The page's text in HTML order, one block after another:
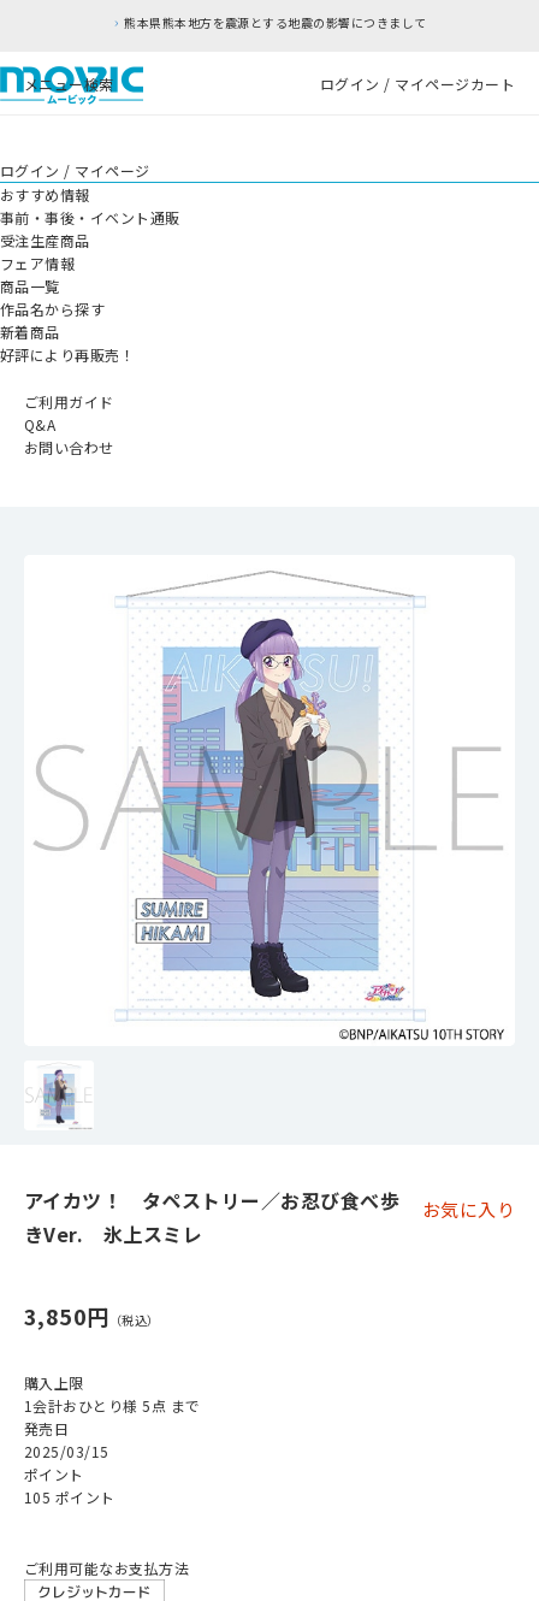
熊本県熊本地方を震源とする地震の影響につきまして
メニュー検索 ログイン / マイページカート
ログイン / マイページ
おすすめ情報
事前・事後・イベント通販
受注生産商品
フェア情報
商品一覧
作品名から探す
新着商品
好評により再販売！
ご利用ガイド
Q&A
お問い合わせ
アイカツ！ タペストリー／お忍び食べ歩
きVer. 氷上スミレ
お気に入り
3,850円
購入上限
1会計おひとり様 5点 まで
発売日
2025/03/15
ポイント
105 ポイント
ご利用可能なお支払方法